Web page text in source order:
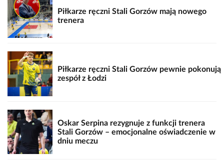
Piłkarze ręczni Stali Gorzów mają nowego
trenera
Piłkarze ręczni Stali Gorzów pewnie pokonują
zespół z Łodzi
Oskar Serpina rezygnuje z funkcji trenera
Stali Gorzów – emocjonalne oświadczenie w
dniu meczu